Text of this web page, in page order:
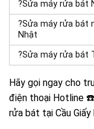
?Sửa máy rửa bát
?Sửa máy rửa bát
Nhật
?Sửa máy rửa bát
Hãy gọi ngay cho
điện thoại Hotline ☎️
rửa bát tại Cầu Giấy